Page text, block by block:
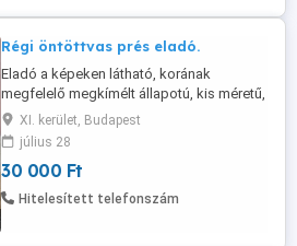
Régi öntöttvas prés eladó.
Eladó a képeken látható, korának
megfelelő megkímélt állapotú, kis méretű,
szőlő vagy gyümölcsprés, összes
tartozékával, ház körüli használatra, vagy
dekorációnak. A fa kosár átmérője 25cm,
magassága 35cm, a talajtól a kosár
tetejéig mért teljes magassága 53cm.
XI. kerület, Budapest
július 28
30 000 Ft
Hitelesített telefonszám